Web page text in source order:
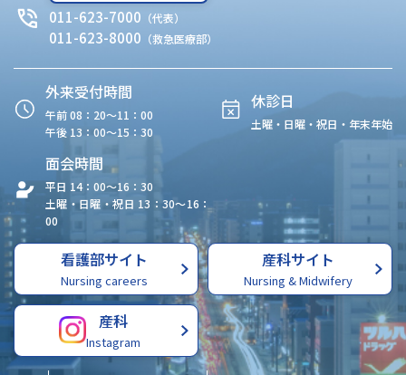
011-623-7000 （代表）
011-623-8000 （救急医療部）
外来受付時間
午前 08：20〜11：00
午後 13：00〜15：30
休診日
土曜・日曜・祝日・年末年始
面会時間
平日 14：00〜16：30
土曜・日曜・祝日 13：30〜16：
00
看護部サイト
Nursing careers
産科サイト
Nursing & Midwifery
産科
Instagram